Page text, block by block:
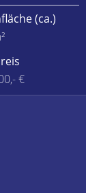
(ca.)
€